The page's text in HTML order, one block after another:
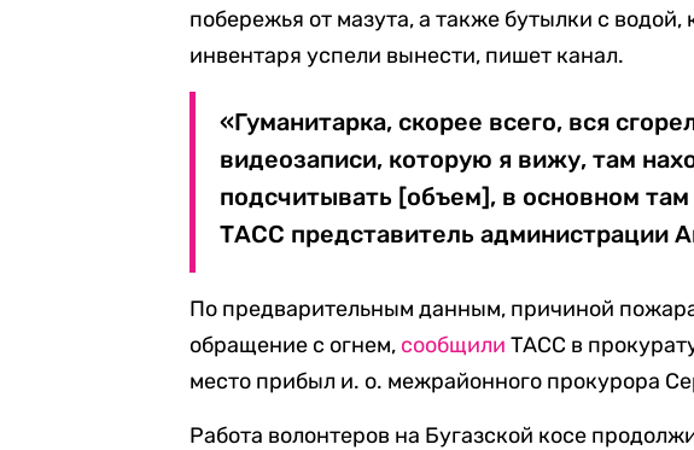
побережья от мазута, а также бутылки с водой,
инвентаря успели вынести, пишет канал.
«Гуманитарка, скорее всего, вся
видеозаписи, которую я вижу, там
подсчитывать [объем], в основном
ТАСС представитель администрации
По предварительным данным, причиной
обращение с огнем, сообщили ТАСС в
место прибыл и. о. межрайонного прокурора
Работа волонтеров на Бугазской косе